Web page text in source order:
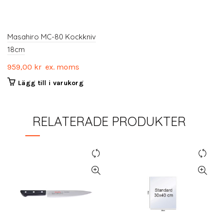
Masahiro MC-80 Kockkniv
18cm
959,00 kr ex. moms
Lägg till i varukorg
RELATERADE PRODUKTER